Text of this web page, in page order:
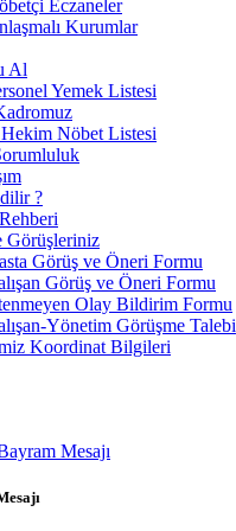
Eczaneler
Kurumlar
Al
Yemek Listesi
Nöbet Listesi
?
Görüşleriniz
Görüş ve Öneri Formu
Görüş ve Öneri Formu
Olay Bildirim Formu
Yönetim Görüşme Talebi
Koordinat Bilgileri
Mesajı